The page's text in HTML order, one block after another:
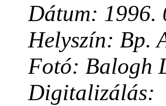
Dátum: 1996.
Helyszín: Bp.
Fotó: Balogh
Digitalizálás: